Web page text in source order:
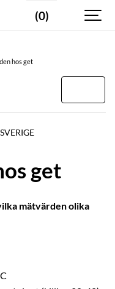
(0)
hos get
get
mätvärden olika